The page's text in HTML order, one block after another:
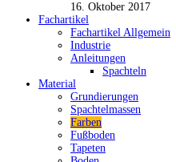
16. Oktober 2017
Fachartikel
Fachartikel Allgemein
Industrie
Anleitungen
Spachteln
Material
Grundierungen
Spachtelmassen
Farben
Fußboden
Tapeten